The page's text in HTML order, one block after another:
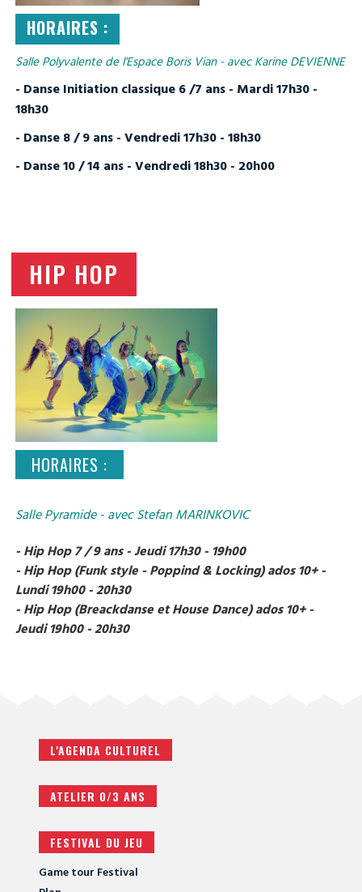
HORAIRES :
Salle Polyvalente de l'Espace Boris Vian - avec Karine DEVIENNE
- Danse Initiation classique 6 /7 ans - Mardi 17h30 -
18h30
- Danse 8 / 9 ans - Vendredi 17h30 - 18h30
- Danse 10 / 14 ans - Vendredi 18h30 - 20h00
HIP HOP
HORAIRES :
Salle Pyramide - avec Stefan MARINKOVIC
- Hip Hop 7 / 9 ans - Jeudi 17h30 - 19h00
- Hip Hop (Funk style - Poppind & Locking) ados 10+ -
Lundi 19h00 - 20h30
- Hip Hop (Breackdanse et House Dance) ados 10+ -
Jeudi 19h00 - 20h30
L'AGENDA CULTUREL
ATELIER 0/3 ANS
FESTIVAL DU JEU
Game tour Festival